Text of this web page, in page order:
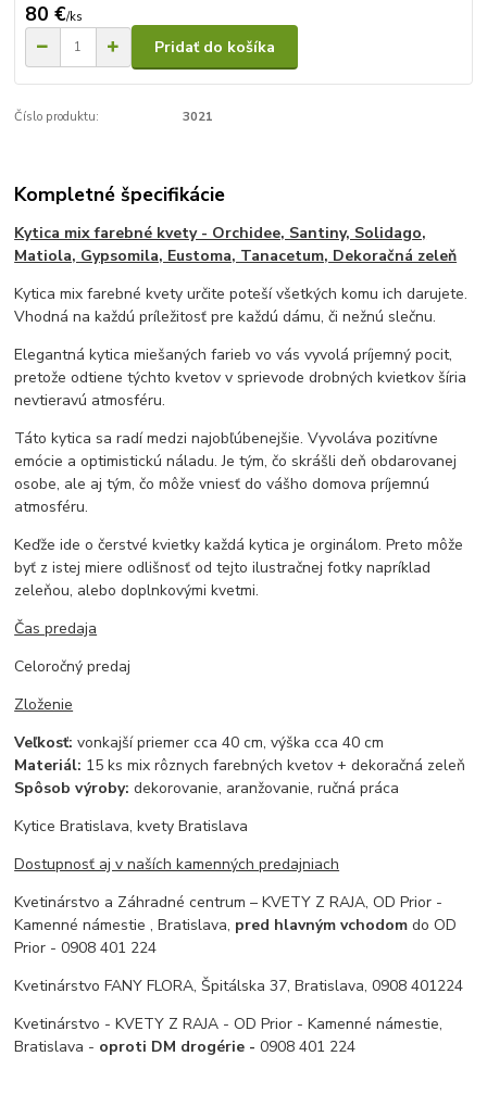
80 €/ks
Pridať do košíka
Číslo produktu: 3021
Kompletné špecifikácie
Kytica mix farebné kvety - Orchidee, Santiny, Solidago,
Matiola, Gypsomila, Eustoma, Tanacetum, Dekoračná zeleň
Kytica mix farebné kvety určite poteší všetkých komu ich darujete.
Vhodná na každú príležitosť pre každú dámu, či nežnú slečnu.
Elegantná kytica miešaných farieb vo vás vyvolá príjemný pocit,
pretože odtiene týchto kvetov v sprievode drobných kvietkov šíria
nevtieravú atmosféru.
Táto kytica sa radí medzi najobľúbenejšie. Vyvoláva pozitívne
emócie a optimistickú náladu. Je tým, čo skrášli deň obdarovanej
osobe, ale aj tým, čo môže vniesť do vášho domova príjemnú
atmosféru.
Keďže ide o čerstvé kvietky každá kytica je orginálom. Preto môže
byť z istej miere odlišnosť od tejto ilustračnej fotky napríklad
zeleňou, alebo doplnkovými kvetmi.
Čas predaja
Celoročný predaj
Zloženie
Veľkosť:vonkajší priemer cca 40 cm, výška cca 40 cm
Materiál: 15 ks mix rôznych farebných kvetov + dekoračná zeleň
Spôsob výroby: dekorovanie, aranžovanie, ručná práca
Kytice Bratislava, kvety Bratislava
Dostupnosť aj v naších kamenných predajniach
Kvetinárstvo a Záhradné centrum – KVETY Z RAJA, OD Prior -
Kamenné námestie , Bratislava, pred hlavným vchodom do OD
Prior - 0908 401 224
Kvetinárstvo FANY FLORA, Špitálska 37, Bratislava, 0908 401224
Kvetinárstvo - KVETY Z RAJA - OD Prior - Kamenné námestie,
Bratislava - oproti DM drogérie -0908 401 224